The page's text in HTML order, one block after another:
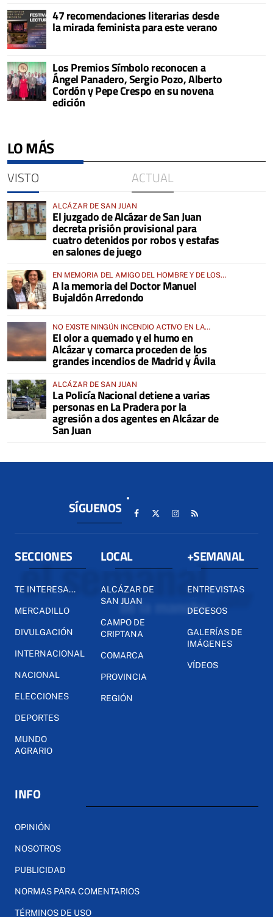
47 recomendaciones literarias desde
la mirada feminista para este verano
Los Premios Símbolo reconocen a
Ángel Panadero, Sergio Pozo, Alberto
Cordón y Pepe Crespo en su novena
edición
LO MÁS
VISTO ACTUAL
ALCÁZAR DE SAN JUAN
El juzgado de Alcázar de San Juan
decreta prisión provisional para
cuatro detenidos por robos y estafas
en salones de juego
EN MEMORIA DEL AMIGO DEL HOMBRE Y DE LOS
ANIMALES
A la memoria del Doctor Manuel
Bujaldón Arredondo
NO EXISTE NINGÚN INCENDIO ACTIVO EN LA
COMARCA
El olor a quemado y el humo en
Alcázar y comarca proceden de los
grandes incendios de Madrid y Ávila
ALCÁZAR DE SAN JUAN
La Policía Nacional detiene a varias
personas en La Pradera por la
agresión a dos agentes en Alcázar de
San Juan
SÍGUENOS
SECCIONES
TE INTERESA...
MERCADILLO
DIVULGACIÓN
INTERNACIONAL
NACIONAL
ELECCIONES
DEPORTES
MUNDO
AGRARIO
LOCAL
ALCÁZAR DE
SAN JUAN
CAMPO DE
CRIPTANA
COMARCA
PROVINCIA
REGIÓN
+SEMANAL
ENTREVISTAS
DECESOS
GALERÍAS DE
IMÁGENES
VÍDEOS
INFO
OPINIÓN
NOSOTROS
PUBLICIDAD
NORMAS PARA COMENTARIOS
TÉRMINOS DE USO